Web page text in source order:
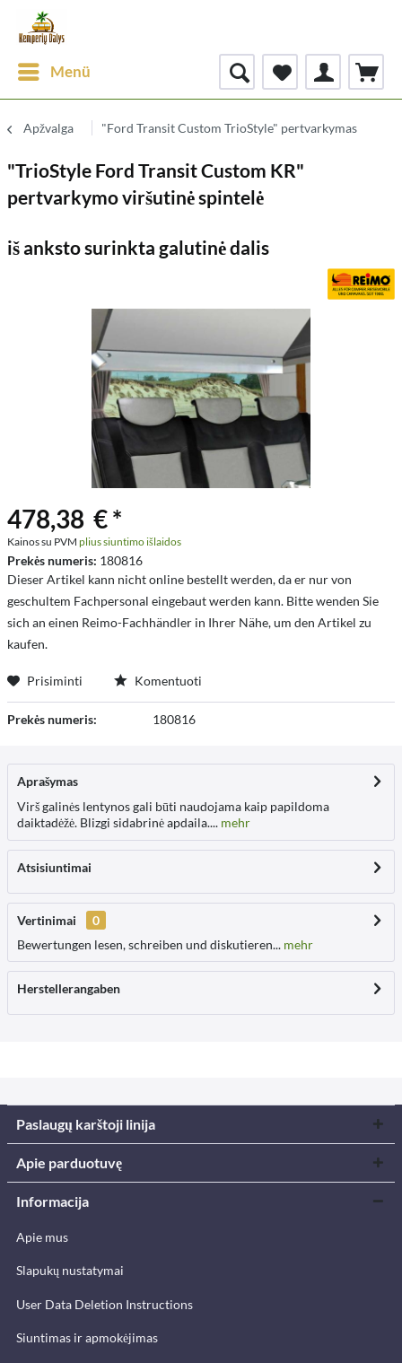
Menü
Apžvalga "Ford Transit Custom TrioStyle" pertvarkymas
"TrioStyle Ford Transit Custom KR"
pertvarkymo viršutinė spintelė
iš anksto surinkta galutinė dalis
478,38 € *
Kainos su PVM plius siuntimo išlaidos
Prekės numeris: 180816
Dieser Artikel kann nicht online bestellt werden, da er nur von
geschultem Fachpersonal eingebaut werden kann. Bitte wenden Sie
sich an einen Reimo-Fachhändler in Ihrer Nähe, um den Artikel zu
kaufen.
Prisiminti Komentuoti
Prekės numeris: 180816
Aprašymas
Virš galinės lentynos gali būti naudojama kaip papildoma
daiktadėžė. Blizgi sidabrinė apdaila.... mehr
Atsisiuntimai
Vertinimai
0
Bewertungen lesen, schreiben und diskutieren... mehr
Herstellerangaben
Paslaugų karštoji linija
Apie parduotuvę
Informacija
Apie mus
Slapukų nustatymai
User Data Deletion Instructions
Siuntimas ir apmokėjimas